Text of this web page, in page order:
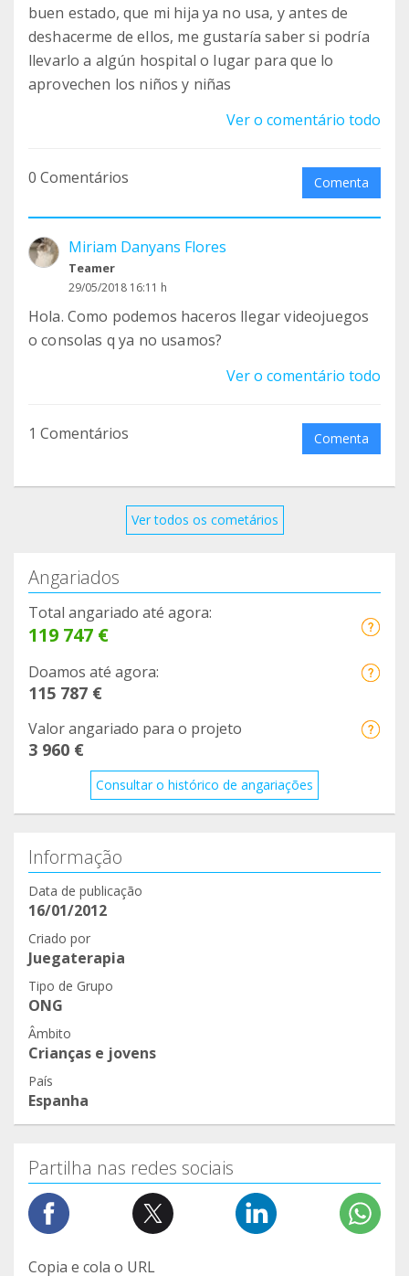
buen estado, que mi hija ya no usa, y antes de
deshacerme de ellos, me gustaría saber si podría
llevarlo a algún hospital o lugar para que lo
aprovechen los niños y niñas
Ver o comentário todo
0 Comentários Comenta
Miriam Danyans Flores
Teamer
29/05/2018 16:11 h
Hola. Como podemos haceros llegar videojuegos
o consolas q ya no usamos?
Ver o comentário todo
1 Comentários Comenta
Ver todos os cometários
Angariados
Total angariado até agora:
119 747 €
Doamos até agora:
115 787 €
Valor angariado para o projeto
3 960 €
Consultar o histórico de angariações
Informação
Data de publicação
16/01/2012
Criado por
Juegaterapia
Tipo de Grupo
ONG
Âmbito
Crianças e jovens
País
Espanha
Partilha nas redes sociais
Copia e cola o URL